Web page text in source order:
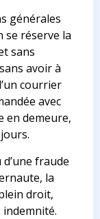
générales
se réserve la
sans
avoir à
courrier
avec
en demeure,
fraude
la
droit,